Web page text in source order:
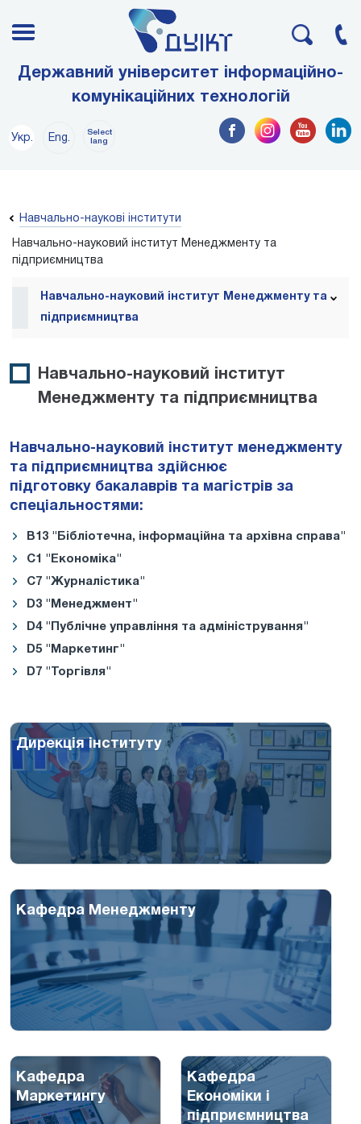
Державний університет інформаційно-
комунікаційних технологій
Укр. Eng.
Select
lang
Навчально-наукові інститути
Навчально-науковий інститут Менеджменту та
підприємництва
Навчально-науковий інститут Менеджменту та
підприємництва
Навчально-науковий інститут
Менеджменту та підприємництва
Навчально-науковий інститут менеджменту
та підприємництва здійснює
підготовку бакалаврів та магістрів за
спеціальностями:
B13 "Бібліотечна, інформаційна та архівна справа"
C1
"Економіка"
С7 "Журналістика"
D3 "Менеджмент"
D4"Публічне управління та адміністрування"
D5 "Маркетинг"
D7 "Торгівля"
Дирекція інституту
Кафедра Менеджменту
Кафедра
Маркетингу
Кафедра
Економіки і
підприємництва